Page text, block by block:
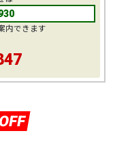
内できます